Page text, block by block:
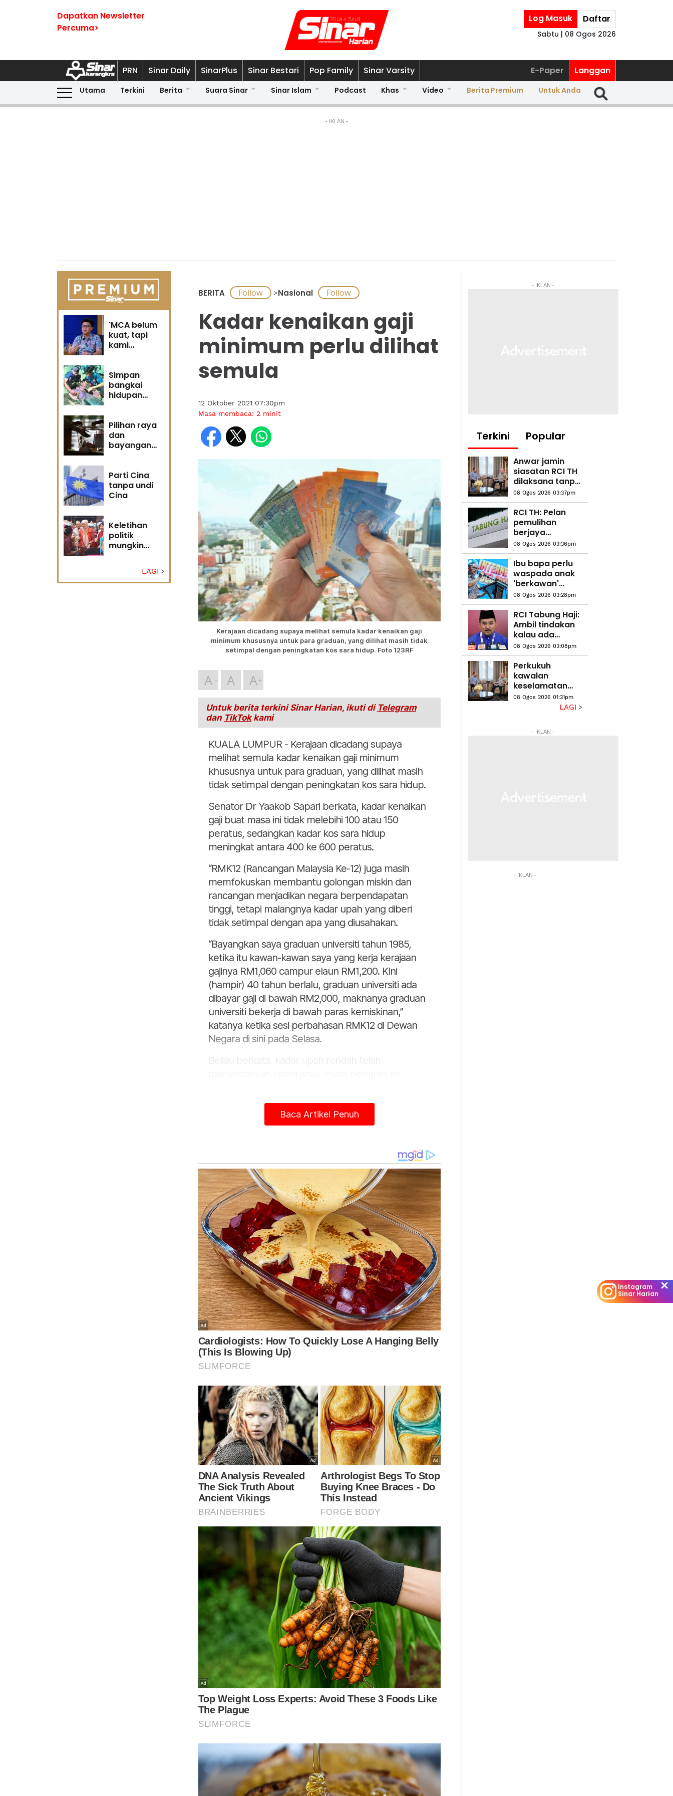
Dapatkan Newsletter
Percuma>
Log Masuk Daftar
Sabtu | 08 Ogos 2026
PRN Sinar Daily SinarPlus Sinar Bestari Pop Family Sinar Varsity E-Paper Langgan
Utama Terkini Berita Suara Sinar Sinar Islam Podcast Khas Video Berita Premium Untuk Anda
- IKLAN -
'MCA belum
kuat, tapi
kami
Simpan
bangkai
hidupan
Pilihan raya
dan
bayangan
Parti Cina
tanpa undi
Cina
Keletihan
politik
mungkin
Penganalisis
LAGI
BERITA >Nasional
Kadar kenaikan gaji
minimum perlu dilihat
semula
12 Oktober 2021 07:30pm
Masa membaca: 2 minit
Kerajaan dicadang supaya melihat semula kadar kenaikan gaji
minimum khususnya untuk para graduan, yang dilihat masih tidak
setimpal dengan peningkatan kos sara hidup. Foto 123RF
A A A
Untuk berita terkini Sinar Harian, ikuti di Telegram
dan TikTokkami
KUALA LUMPUR - Kerajaan dicadang supaya
melihat semula kadar kenaikan gaji minimum
khususnya untuk para graduan, yang dilihat masih
tidak setimpal dengan peningkatan kos sara hidup.
Senator Dr Yaakob Sapari berkata, kadar kenaikan
gaji buat masa ini tidak melebihi 100 atau 150
peratus, sedangkan kadar kos sara hidup
meningkat antara 400 ke 600 peratus.
“RMK12 (Rancangan Malaysia Ke-12) juga masih
memfokuskan membantu golongan miskin dan
rancangan menjadikan negara berpendapatan
tinggi, tetapi malangnya kadar upah yang diberi
tidak setimpal dengan apa yang diusahakan.
“Bayangkan saya graduan universiti tahun 1985,
ketika itu kawan-kawan saya yang kerja kerajaan
gajinya RM1,060 campur elaun RM1,200. Kini
(hampir) 40 tahun berlalu, graduan universiti ada
dibayar gaji di bawah RM2,000, maknanya graduan
universiti bekerja di bawah paras kemiskinan,”
katanya ketika sesi perbahasan RMK12 di Dewan
Negara di sini pada Selasa.
Beliau berkata, kadar upah rendah telah
serta nilai mata wang yang lebih tinggi di negara
pekerja Malaysia menyeberang Tambak Johor
untuk bekerja di Singapura kerana gaji di sana lebih
tinggi dan nilai mata wangnya lebih tinggi. Sebab
itulah usaha untuk menaikkan kadar gaji minimum
ini perlu dilihat semula,” katanya.
Sementara itu, Senator Datuk A Kesavadas pada
profesional merupakan elemen terpenting bagi
kerajaan menjayakan fokus kelima iaitu membasmi
kemiskinan tegar dan merapatkan jurang
pendapatan.
Beliau berkata, ramai dalam kalangan anak muda
yang berpendidikan tinggi masih belum dapat
pekerjaan bersesuaian dengan kelayakan
akademik, mahupun kemahiran dikuasai mereka.
“Sekiranya kerajaan benar-benar serius untuk
membangunkan ekonomi rakyat untuk tempoh
lima tahun mendatang, ‘expect right job for the
right man’. Perkara ini perlu diberi fokus agar kualiti
sektor ekonomi di negara mampu dilestarikan
sejajar hasrat kerajaan memperkasakan agenda
Keluarga Malaysia,” katanya.
Artikel Berkaitan:
Gaji minimum RM1,500 majikan kurang lima pekerja kuat
kuasa esok
Cuepacs mohon gaji minimum penjawat awam RM1,800
Penetapan gaji minimum perlu berdasarkan pelbagai
aspek
Selain itu, Kesavadas berkata, sepanjang tempoh
pandemik Covid-19, jelas bahawa mereka yang
terjejas adalah daripada golongan B40, M40 serta
kewangan.
Baca Artikel Penuh
- IKLAN -
Terkini Popular
Anwar jamin
siasatan RCI TH
dilaksana tanpa
kompromi
08 Ogos 2026 03:37pm
RCI TH: Pelan
pemulihan
berjaya
kukuhkan
kedudukan
kewangan
08 Ogos 2026 03:36pm
Ibu bapa perlu
waspada anak
'berkawan'
dengan AI -
Fahmi
08 Ogos 2026 03:28pm
RCI Tabung Haji:
Ambil tindakan
kalau ada
'sakau', UMNO
tidak bela salah
laku - Asyraf
Wajdi
08 Ogos 2026 03:08pm
Perkukuh
kawalan
keselamatan
semua
titah Agong
08 Ogos 2026 01:31pm
LAGI
- IKLAN -
- IKLAN -
Instagram
Sinar Harian